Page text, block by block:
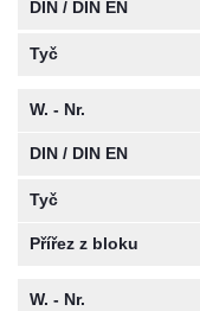
DIN / DIN EN
Tyč
W. - Nr.
DIN / DIN EN
Tyč
Přířez z bloku
W. - Nr.